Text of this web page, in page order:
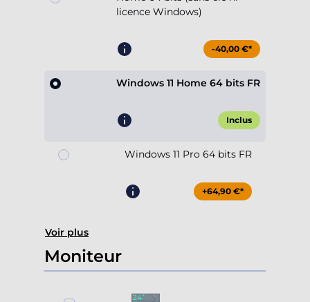
licence Windows)
-40,00 €*
Windows 11 Home 64 bits FR
Inclus
Windows 11 Pro 64 bits FR
+64,90 €*
Voir plus
Moniteur